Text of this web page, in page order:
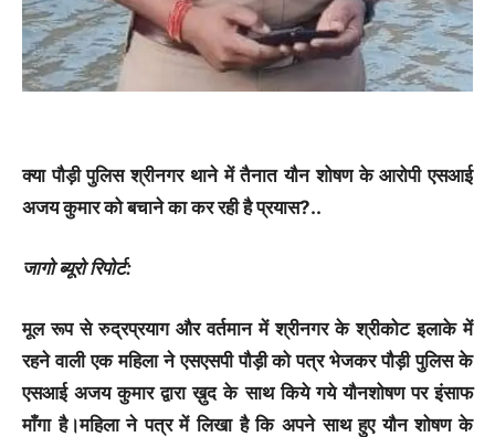
क्या पौड़ी पुलिस श्रीनगर थाने में तैनात यौन शोषण के आरोपी एसआई
अजय कुमार को बचाने का कर रही है प्रयास?..
जागो ब्यूरो रिपोर्ट:
मूल रूप से रुद्रप्रयाग और वर्तमान में श्रीनगर के श्रीकोट इलाके में
रहने वाली एक महिला ने एसएसपी पौड़ी को पत्र भेजकर पौड़ी पुलिस के
एसआई अजय कुमार द्वारा ख़ुद के साथ किये गये यौनशोषण पर इंसाफ
माँगा है।महिला ने पत्र में लिखा है कि अपने साथ हुए यौन शोषण के